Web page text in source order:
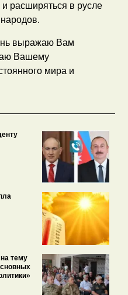
и расширяться в русле
выражаю Вам
Вашему
мира и
тему